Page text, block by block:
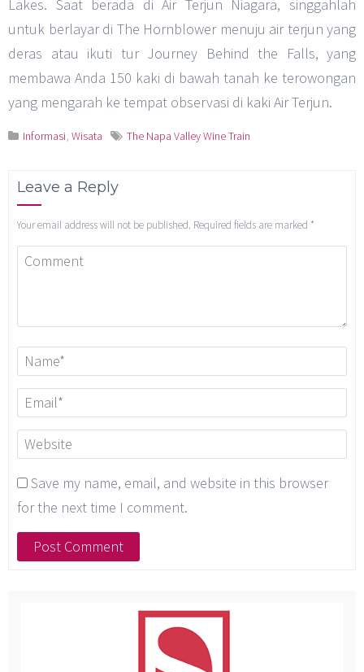
Lakes. Saat berada di Air Terjun Niagara, singgahlah
untuk berlayar di The Hornblower menuju air terjun yang
deras atau ikuti tur Journey Behind the Falls, yang
membawa Anda 150 kaki di bawah tanah ke terowongan
yang mengarah ke tempat observasi di kaki Air Terjun.
Informasi Wisata The Napa Valley Wine Train
Leave a Reply
Your email address will not be published. Required fields are marked *
Save my name, email, and website in this browser
for the next time I comment.